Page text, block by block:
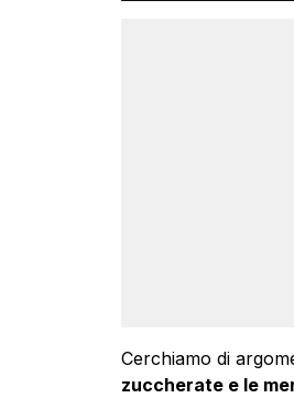
Cerchiamo di
zuccherate e le